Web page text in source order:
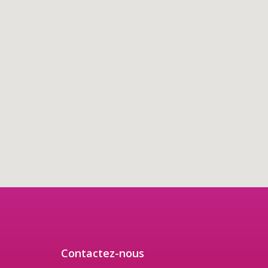
Contactez-nous